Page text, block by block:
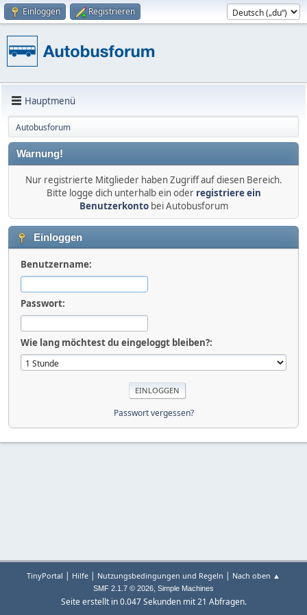
Einloggen Registrieren
Hauptmenü
Autobusforum
Warnung!
Nur registrierte Mitglieder haben Zugriff auf diesen Bereich.
Bitte logge dich unterhalb ein oder registriere ein
Benutzerkontobei Autobusforum
Einloggen
Benutzername:
Passwort:
Wie lang möchtest du eingeloggt bleiben?:
Passwort vergessen?
TinyPortal | Hilfe | Nutzungsbedingungen und Regeln | Nach oben ▲
SMF 2.1.7 © 2026, Simple Machines
Seite erstellt in 0.047 Sekunden mit 21 Abfragen.